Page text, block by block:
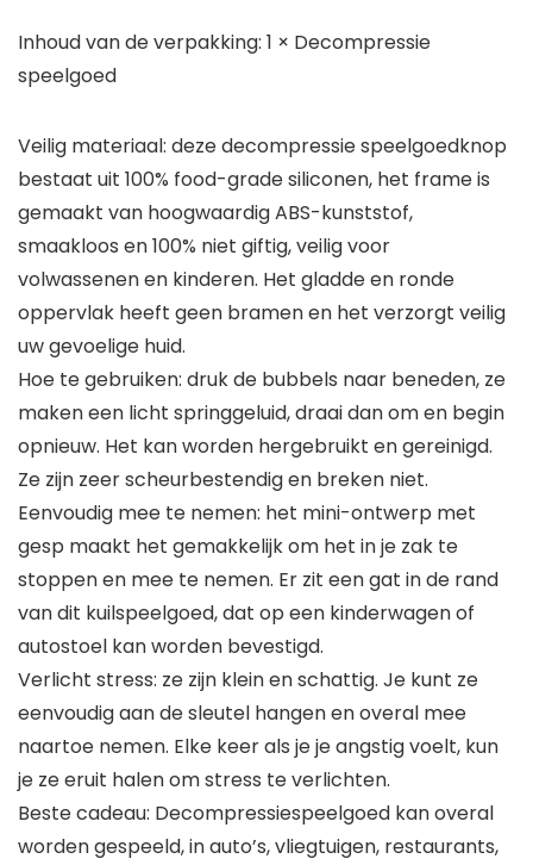
Inhoud van de verpakking: 1 × Decompressie
speelgoed
Veilig materiaal: deze decompressie speelgoedknop
bestaat uit 100% food-grade siliconen, het frame is
gemaakt van hoogwaardig ABS-kunststof,
smaakloos en 100% niet giftig, veilig voor
volwassenen en kinderen. Het gladde en ronde
oppervlak heeft geen bramen en het verzorgt veilig
uw gevoelige huid.
Hoe te gebruiken: druk de bubbels naar beneden, ze
maken een licht springgeluid, draai dan om en begin
opnieuw. Het kan worden hergebruikt en gereinigd.
Ze zijn zeer scheurbestendig en breken niet.
Eenvoudig mee te nemen: het mini-ontwerp met
gesp maakt het gemakkelijk om het in je zak te
stoppen en mee te nemen. Er zit een gat in de rand
van dit kuilspeelgoed, dat op een kinderwagen of
autostoel kan worden bevestigd.
Verlicht stress: ze zijn klein en schattig. Je kunt ze
eenvoudig aan de sleutel hangen en overal mee
naartoe nemen. Elke keer als je je angstig voelt, kun
je ze eruit halen om stress te verlichten.
Beste cadeau: Decompressiespeelgoed kan overal
worden gespeeld, in auto’s, vliegtuigen, restaurants,